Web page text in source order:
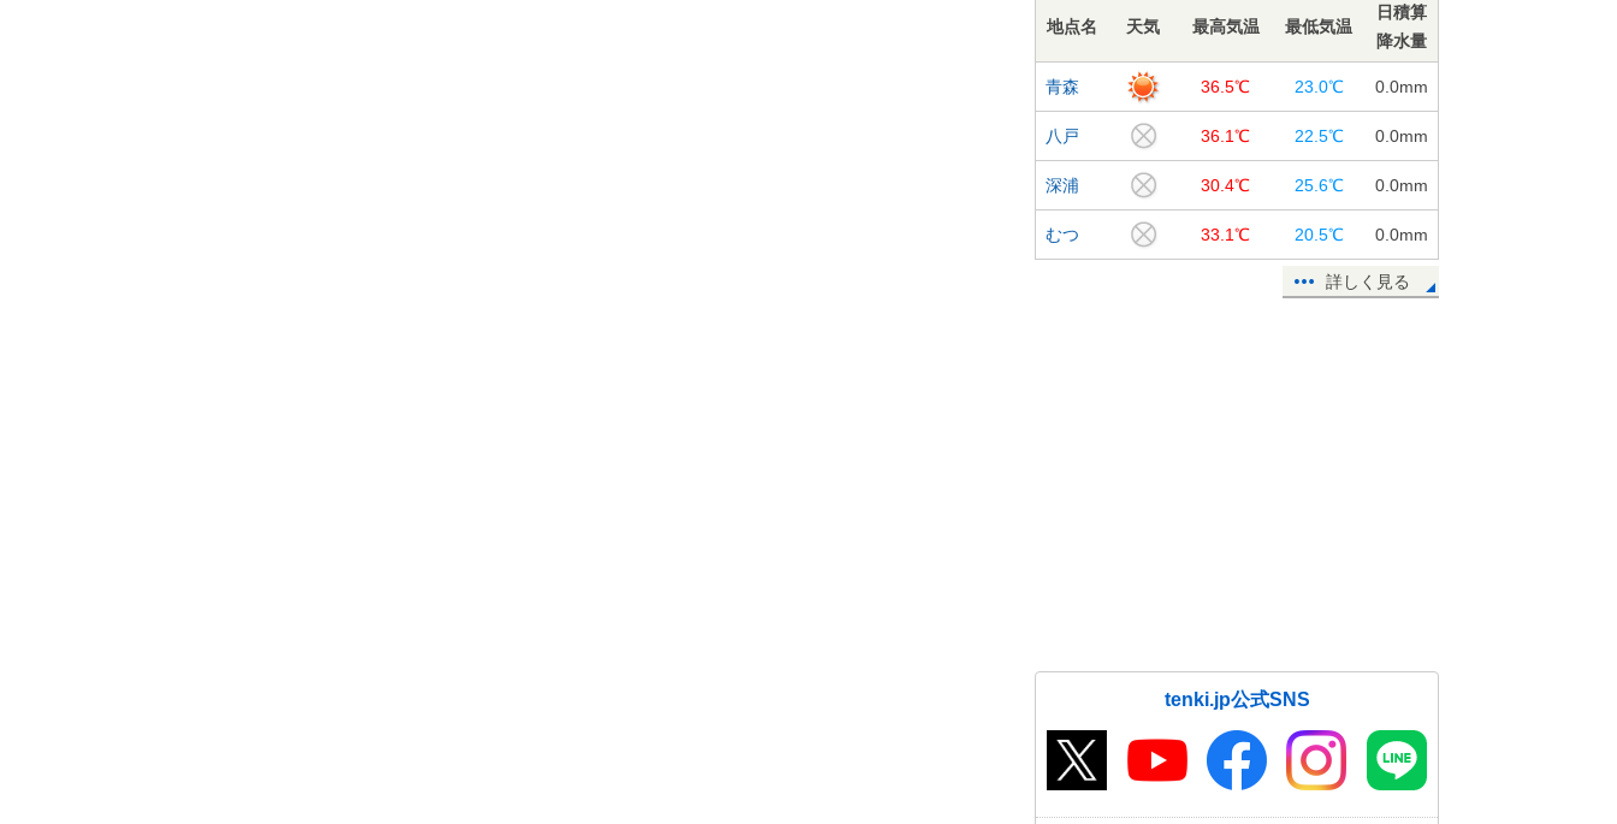
地点名 天気 最高気温 最低気温
日積算
降水量
青森 36.5℃ 23.0℃ 0.0mm
八戸 36.1℃ 22.5℃ 0.0mm
深浦 30.4℃ 25.6℃ 0.0mm
むつ 33.1℃ 20.5℃ 0.0mm
詳しく見る
tenki.jp公式SNS